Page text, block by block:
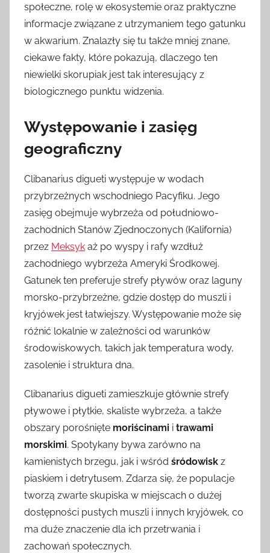
społeczne, rolę w ekosystemie oraz praktyczne
informacje związane z utrzymaniem tego gatunku
w akwarium. Znalazły się tu także mniej znane,
ciekawe fakty, które pokazują, dlaczego ten
niewielki skorupiak jest tak interesujący z
biologicznego punktu widzenia.
Występowanie i zasięg
geograficzny
Clibanarius digueti występuje w wodach
przybrzeżnych wschodniego Pacyfiku. Jego
zasięg obejmuje wybrzeża od południowo-
zachodnich Stanów Zjednoczonych (Kalifornia)
przez Meksyk aż po wyspy i rafy wzdłuż
zachodniego wybrzeża Ameryki Środkowej.
Gatunek ten preferuje strefy pływów oraz laguny
morsko-przybrzeżne, gdzie dostęp do muszli i
kryjówek jest łatwiejszy. Występowanie może się
różnić lokalnie w zależności od warunków
środowiskowych, takich jak temperatura wody,
zasolenie i struktura dna.
Clibanarius digueti zamieszkuje głównie strefy
pływowe i płytkie, skaliste wybrzeża, a także
obszary porośnięte moriścinami i trawami
morskimi. Spotykany bywa zarówno na
kamienistych brzegu, jak i wśród śródowisk z
piaskiem i detrytusem. Zdarza się, że populacje
tworzą zwarte skupiska w miejscach o dużej
dostępności pustych muszli i innych kryjówek, co
ma duże znaczenie dla ich przetrwania i
zachowań społecznych.